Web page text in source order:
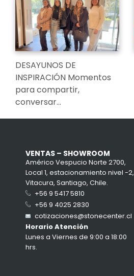
DESAYUNOS DE
INSPIRACIÓN Momentos
para compartir,
conversar…
VENTAS – SHOWROOM
Américo Vespucio Norte 2700,
Local 1, estacionamiento nivel -2,
Vitacura, Santiago, Chile.
+56 9 5417 5810
+56 9 4025 2830
cotizaciones@stonecenter.cl
Horario Atención
Lunes a Viernes de 9:00 a 18:00
hrs.